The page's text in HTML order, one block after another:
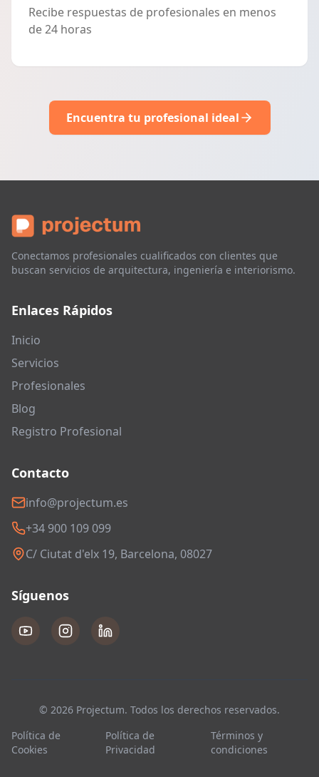
Recibe respuestas de profesionales en menos
de 24 horas
Encuentra tu profesional ideal
Conectamos profesionales cualificados con clientes que
buscan servicios de arquitectura, ingeniería e interiorismo.
Enlaces Rápidos
Inicio
Servicios
Profesionales
Blog
Registro Profesional
Contacto
info@projectum.es
+34 900 109 099
C/ Ciutat d'elx 19, Barcelona, 08027
Síguenos
© 2026 Projectum. Todos los derechos reservados.
Política de
Cookies
Política de
Privacidad
Términos y
condiciones